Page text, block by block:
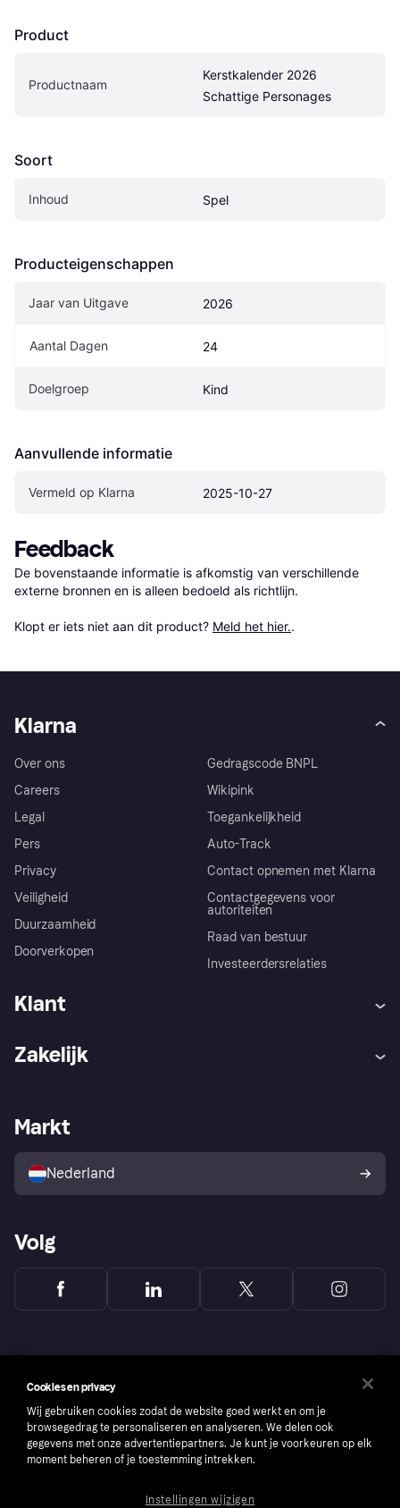
Product
Productnaam
Kerstkalender 2026
Schattige Personages
Soort
Inhoud Spel
Producteigenschappen
Jaar van Uitgave 2026
Aantal Dagen 24
Doelgroep Kind
Aanvullende informatie
Vermeld op Klarna 2025-10-27
Feedback
De bovenstaande informatie is afkomstig van verschillende
externe bronnen en is alleen bedoeld als richtlijn.
Klopt er iets niet aan dit product? Meld het hier..
Klarna
Over ons
Careers
Legal
Pers
Privacy
Veiligheid
Duurzaamheid
Doorverkopen
Gedragscode BNPL
Wikipink
Toegankelijkheid
Auto-Track
Contact opnemen met Klarna
Contactgegevens voor
autoriteiten
Raad van bestuur
Investeerdersrelaties
Klant
Winkeloverzicht
Kopersbescherming voor
consumenten
Zakelijk
Zakelijke login
Markt
Nederland
Volg
Cookies en privacy
Wij gebruiken cookies zodat de website goed werkt en om je
browsegedrag te personaliseren en analyseren. We delen ook
gegevens met onze advertentiepartners. Je kunt je voorkeuren op elk
moment beheren of je toestemming intrekken.
Instellingen wijzigen